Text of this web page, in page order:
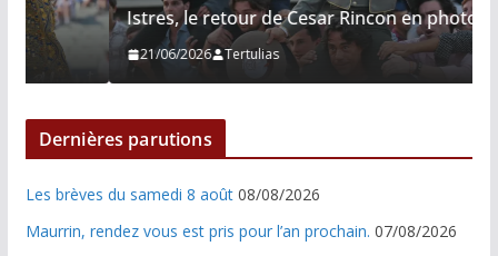
Istres, le retour de Cesar Rincon en photos
21/06/2026 Tertulias
Dernières parutions
Les brèves du samedi 8 août 08/08/2026
Maurrin, rendez vous est pris pour l’an prochain. 07/08/2026